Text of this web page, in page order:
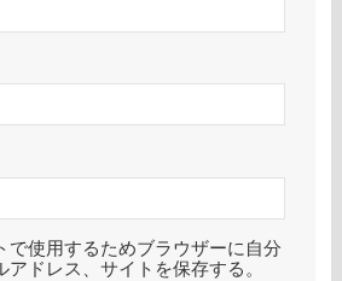
で使用するためブラウザーに自分
アドレス、サイトを保存する。